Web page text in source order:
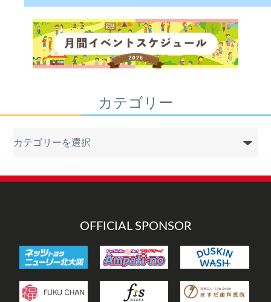
カテゴリー
リ
OFFICIAL SPONSOR